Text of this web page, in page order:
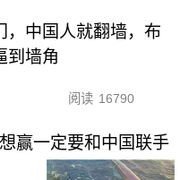
，中国人就翻墙，布
到墙角
阅读 16790
赢一定要和中国联手